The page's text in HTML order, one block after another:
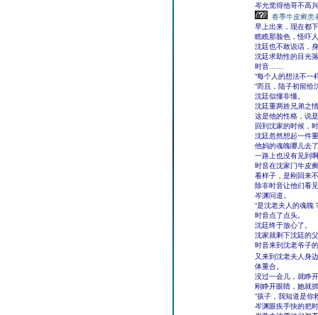
岑允觉得他哥不高
春季牛皮癣患
早上出来，现在都
瞧瞧那脸色，怪吓
沈廷也不敢说话，
沈廷求助性的目光
时音……
“每个人的想法不一
“而且，陆子初留
沈廷似懂非懂。
沈廷重两姓兄弟之
这是他的性格，说
回到沈家的时候，
沈廷忽然想起一件
他妈的魂魄哪儿去
一路上也没有见到
时音在沈家门牛皮
看样子，是刚回来
除非时音让他们看
岑渊问道。
“是沈老夫人的魂魄
时音点了点头。
沈廷终于放心了。
沈家就剩下沈廷的
时音来到沈老爷子
又来到沈老夫人身
体重合。
没过一会儿，就睁
刚睁开眼睛，她就
“孩子，我知道是你
岑渊眼疾手快的把